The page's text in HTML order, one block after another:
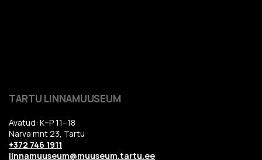
TARTU LINNAMUUSEUM
Avatud: K–P 11–18
Narva mnt 23, Tartu
+372 746 1911
linnamuuseum@muuseum.tartu.ee